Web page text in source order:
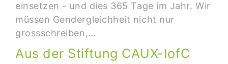
einsetzen - und dies 365 Tage im Jahr. Wir
müssen Gendergleichheit nicht nur
grossschreiben,…
Aus der Stiftung CAUX-IofC